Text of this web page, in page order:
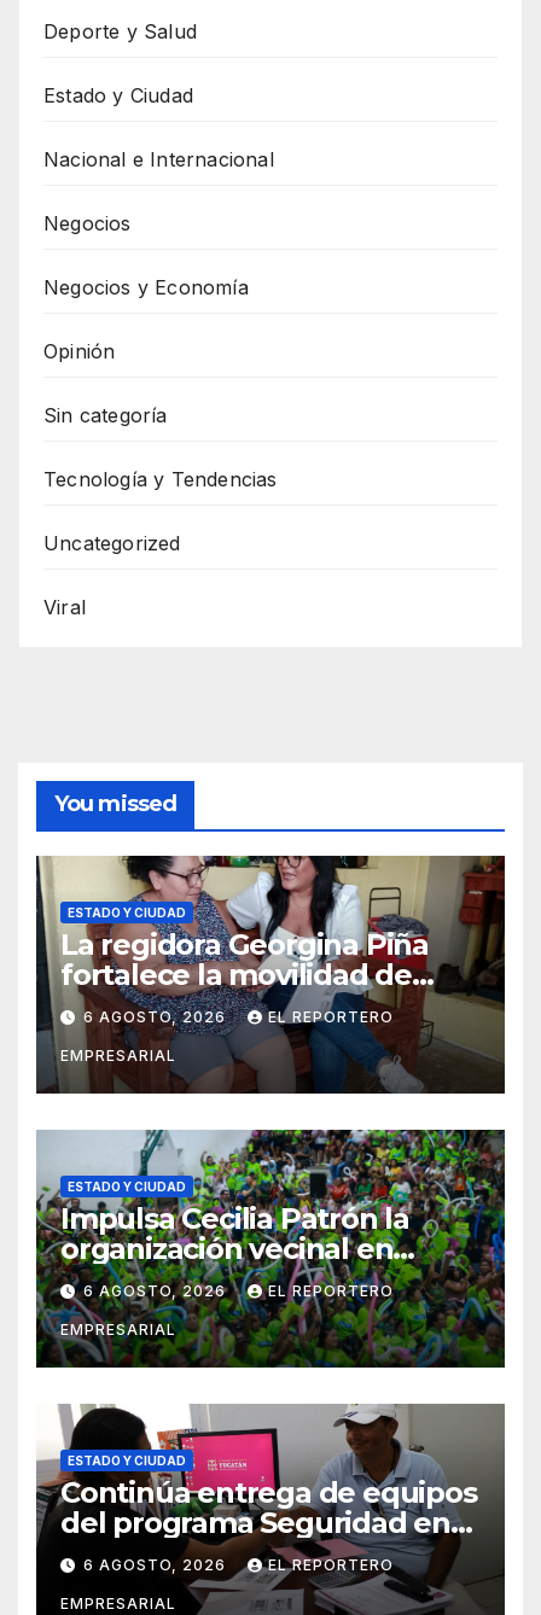
Deporte y Salud
Estado y Ciudad
Nacional e Internacional
Negocios
Negocios y Economía
Opinión
Sin categoría
Tecnología y Tendencias
Uncategorized
Viral
You missed
ESTADO Y CIUDAD
La regidora Georgina Piña
fortalece la movilidad de
adultos mayores con la
entrega de aparatos
ortopédicos
6 AGOSTO, 2026 EL REPORTERO
EMPRESARIAL
ESTADO Y CIUDAD
Impulsa Cecilia Patrón la
organización vecinal en
Mérida y suma a comités de
vigilancia en la prevención
social del delito
6 AGOSTO, 2026 EL REPORTERO
EMPRESARIAL
ESTADO Y CIUDAD
Continúa entrega de equipos
del programa Seguridad en
el Mar
6 AGOSTO, 2026 EL REPORTERO
EMPRESARIAL